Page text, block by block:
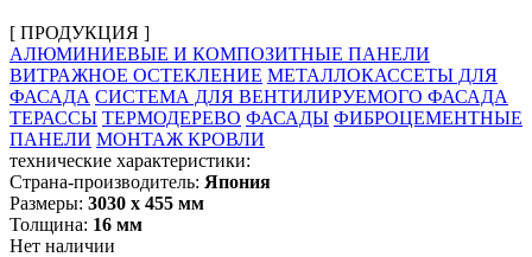
[ ПРОДУКЦИЯ ]
АЛЮМИНИЕВЫЕ И КОМПОЗИТНЫЕ ПАНЕЛИ
ВИТРАЖНОЕ ОСТЕКЛЕНИЕ МЕТАЛЛОКАССЕТЫ ДЛЯ
ФАСАДА СИСТЕМА ДЛЯ ВЕНТИЛИРУЕМОГО ФАСАДА
ТЕРАССЫ ТЕРМОДЕРЕВО ФАСАДЫ ФИБРОЦЕМЕНТНЫЕ
ПАНЕЛИ МОНТАЖ КРОВЛИ
технические характеристики:
Страна-производитель: Япония
Размеры: 3030 х 455 мм
Толщина: 16 мм
Нет наличии